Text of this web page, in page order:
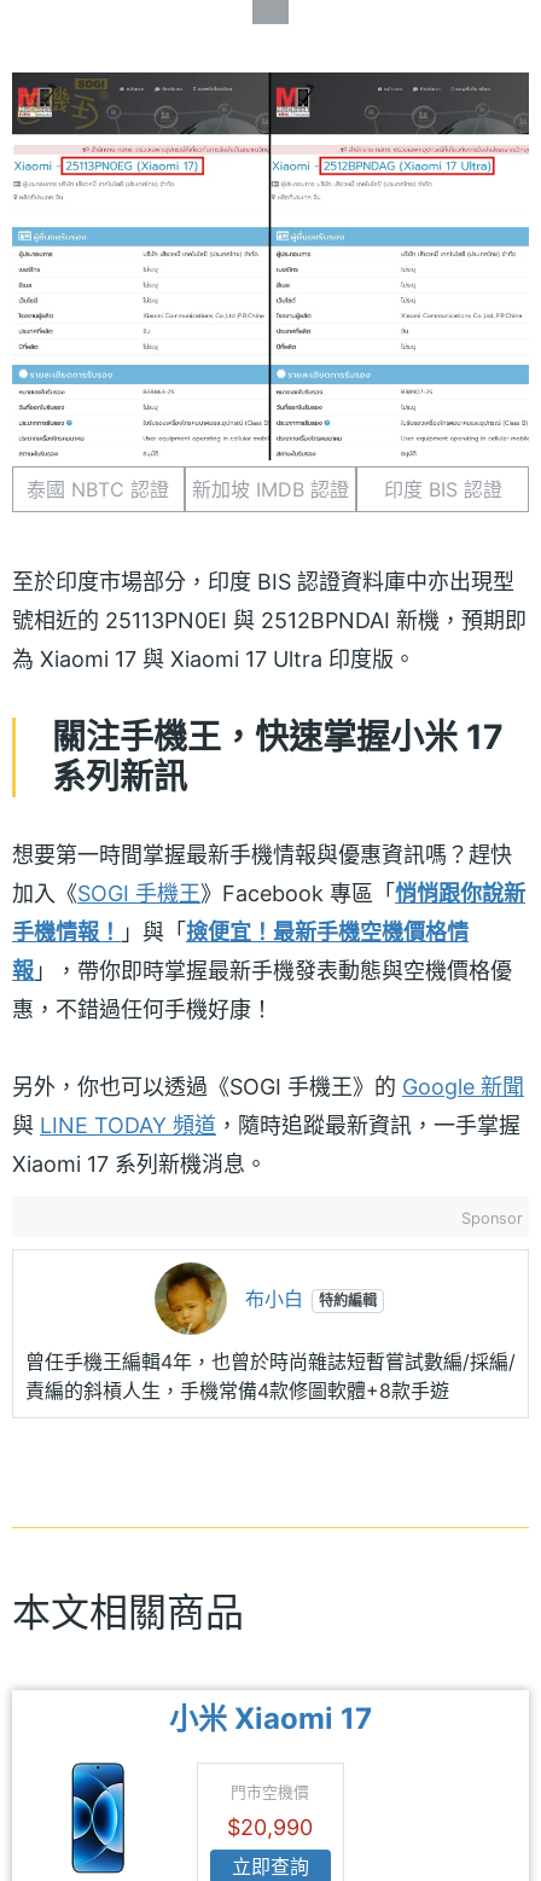
泰國 NBTC 認證 新加坡 IMDB 認證 印度 BIS 認證
至於印度市場部分，印度 BIS 認證資料庫中亦出現型
號相近的 25113PN0EI 與 2512BPNDAI 新機，預期即
為 Xiaomi 17 與 Xiaomi 17 Ultra 印度版。
關注手機王，快速掌握小米 17
系列新訊
想要第一時間掌握最新手機情報與優惠資訊嗎？趕快
加入《SOGI 手機王》Facebook 專區「悄悄跟你說新
手機情報！ 」與「撿便宜！最新手機空機價格情
報 」，帶你即時掌握最新手機發表動態與空機價格優
惠，不錯過任何手機好康！
另外，你也可以透過《SOGI 手機王》的 Google 新聞
與 LINE TODAY 頻道 ，隨時追蹤最新資訊，一手掌握
Xiaomi 17 系列新機消息。
Sponsor
布小白 特約編輯
曾任手機王編輯4年，也曾於時尚雜誌短暫嘗試數編/採編/
責編的斜槓人生，手機常備4款修圖軟體+8款手遊
本文相關商品
小米 Xiaomi 17
門市空機價
$20,990
立即查詢